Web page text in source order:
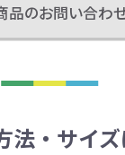
品のお問い合わ
法・サイ